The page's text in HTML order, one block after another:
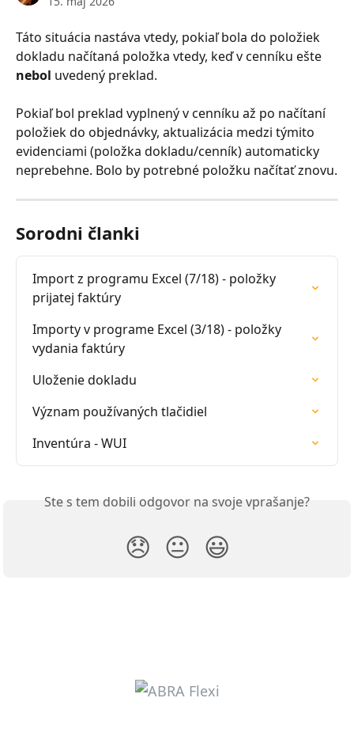
Táto situácia nastáva vtedy, pokiaľ bola do položiek
dokladu načítaná položka vtedy, keď v cenníku ešte
nebol uvedený preklad.
Pokiaľ bol preklad vyplnený v cenníku až po načítaní
položiek do objednávky, aktualizácia medzi týmito
evidenciami (položka dokladu/cenník) automaticky
neprebehne. Bolo by potrebné položku načítať znovu.
Sorodni članki
Import z programu Excel (7/18) - položky
prijatej faktúry
Importy v programe Excel (3/18) - položky
vydania faktúry
Uloženie dokladu
Význam používaných tlačidiel
Inventúra - WUI
Ste s tem dobili odgovor na svoje vprašanje?
😞 😐 😃